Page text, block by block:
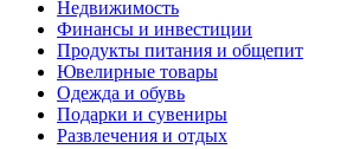
Недвижимость
Финансы и инвестиции
Продукты питания и общепит
Ювелирные товары
Одежда и обувь
Подарки и сувениры
Развлечения и отдых